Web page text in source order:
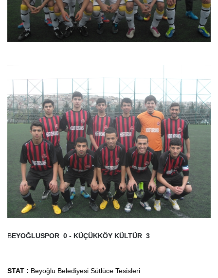
BEYOĞLUSPOR 0 - KÜÇÜKKÖY KÜLTÜR 3
STAT : Beyoğlu Belediyesi Sütlüce Tesisleri